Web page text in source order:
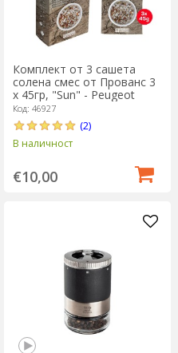
Комплект от 3 сашета
солена смес от Прованс 3
х 45гр, "Sun" - Peugeot
Код: 46927
(2)
В наличност
€10,00